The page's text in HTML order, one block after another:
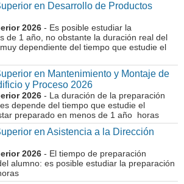
en Desarrollo de Productos
2026 - Es posible estudiar la
de 1 año, no obstante la duración real del
dependiente del tiempo que estudie el
en Mantenimiento y Montaje de
y Proceso 2026
2026 - La duración de la preparación
depende del tiempo que estudie el
preparado en menos de 1 año horas
en Asistencia a la Dirección
2026 - El tiempo de preparación
alumno: es posible estudiar la preparación